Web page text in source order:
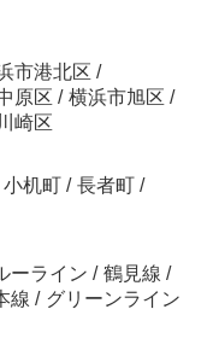
市港北区 /
原区 / 横浜市旭区 /
崎区
小机町 / 長者町 /
ーライン / 鶴見線 /
線 / グリーンライン